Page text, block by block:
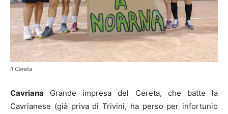
Il Cereta
Cavriana Grande impresa del Cereta, che batte la
Cavrianese (già priva di Trivini, ha perso per infortunio